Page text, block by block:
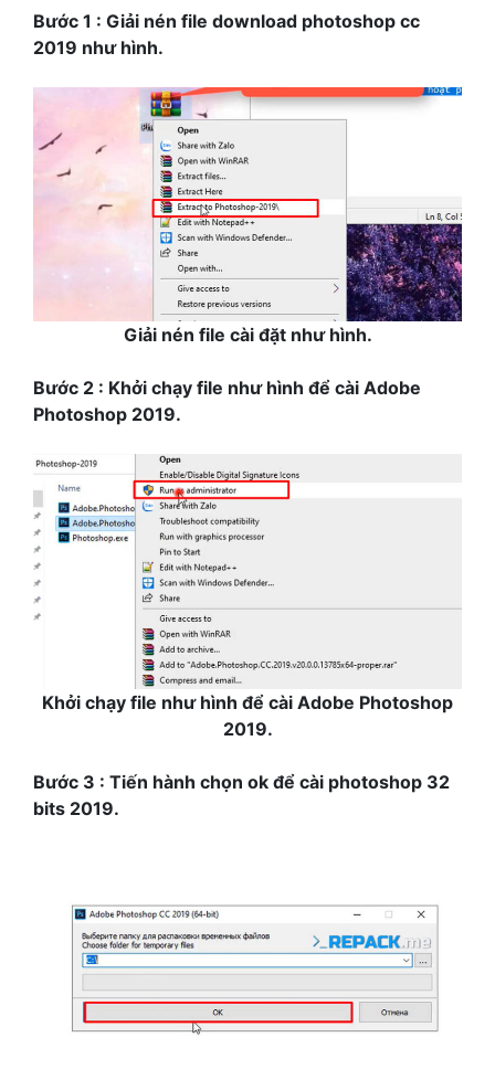
Bước 1 : Giải nén file download photoshop cc
2019 như hình.
Giải nén file cài đặt như hình.
Bước 2 : Khởi chạy file như hình để cài Adobe
Photoshop 2019.
Khởi chạy file như hình để cài Adobe Photoshop
2019.
Bước 3 : Tiến hành chọn ok để cài photoshop 32
bits 2019.